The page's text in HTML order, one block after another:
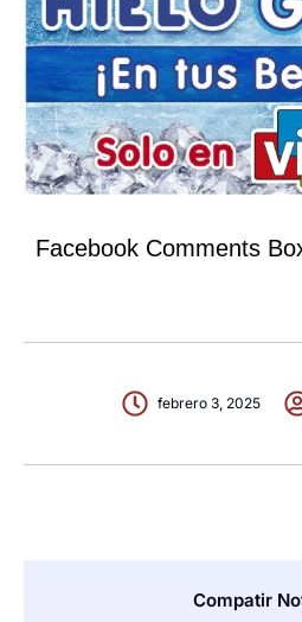
Facebook Comments
febrero 3, 2025
Compatir